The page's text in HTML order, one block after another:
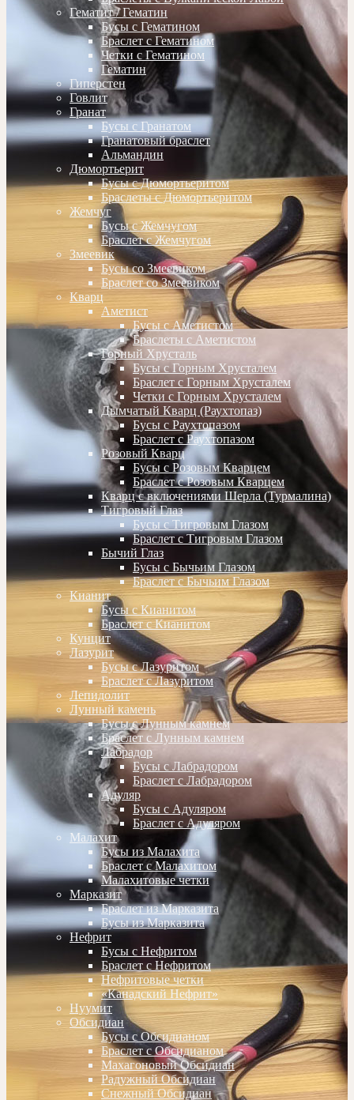
Гематит / Гематин
Бусы с Гематином
Браслет с Гематином
Четки с Гематином
Гематин
Гиперстен
Говлит
Гранат
Бусы с Гранатом
Гранатовый браслет
Альмандин
Дюмортьерит
Бусы с Дюмортьеритом
Браслеты с Дюмортьеритом
Жемчуг
Бусы с Жемчугом
Браслет с Жемчугом
Змеевик
Бусы со Змеевиком
Браслет со Змеевиком
Кварц
Аметист
Бусы с Аметистом
Браслеты с Аметистом
Горный Хрусталь
Бусы с Горным Хрусталем
Браслет с Горным Хрусталем
Четки с Горным Хрусталем
Дымчатый Кварц (Раухтопаз)
Бусы с Раухтопазом
Браслет с Раухтопазом
Розовый Кварц
Бусы с Розовым Кварцем
Браслет с Розовым Кварцем
Кварц с включениями Шерла (Турмалина)
Тигровый Глаз
Бусы с Тигровым Глазом
Браслет с Тигровым Глазом
Бычий Глаз
Бусы с Бычьим Глазом
Браслет с Бычьим Глазом
Кианит
Бусы с Кианитом
Браслет с Кианитом
Кунцит
Лазурит
Бусы с Лазуритом
Браслет с Лазуритом
Лепидолит
Лунный камень
Бусы с Лунным камнем
Браслет с Лунным камнем
Лабрадор
Бусы с Лабрадором
Браслет с Лабрадором
Адуляр
Бусы с Адуляром
Браслет с Адуляром
Малахит
Бусы из Малахита
Браслет с Малахитом
Малахитовые четки
Марказит
Браслет из Марказита
Бусы из Марказита
Нефрит
Бусы с Нефритом
Браслет с Нефритом
Нефритовые четки
«Канадский Нефрит»
Нуумит
Обсидиан
Бусы с Обсидианом
Браслет с Обсидианом
Махагоновый Обсидиан
Радужный Обсидиан
Снежный Обсидиан